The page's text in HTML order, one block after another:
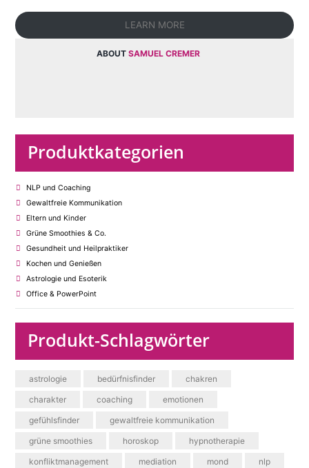
LEARN MORE
ABOUT SAMUEL CREMER
Produktkategorien
NLP und Coaching
Gewaltfreie Kommunikation
Eltern und Kinder
Grüne Smoothies & Co.
Gesundheit und Heilpraktiker
Kochen und Genießen
Astrologie und Esoterik
Office & PowerPoint
Produkt-Schlagwörter
astrologie bedürfnisfinder
chakren
charakter
coaching
emotionen
gefühlsfinder
gewaltfreie kommunikation
grüne smoothies
horoskop
hypnotherapie
konfliktmanagement
mediation mond
nlp